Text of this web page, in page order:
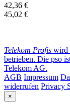
42,36 €
45,02 €
Telekom Profis wird
betrieben. Die pso
Telekom AG.
AGB Impressum
widerrufen Privacy
×